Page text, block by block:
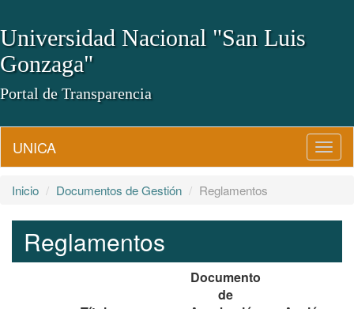
Universidad Nacional "San Luis
Gonzaga"
Portal de Transparencia
UNICA
Inicio Documentos de Gestión Reglamentos
Reglamentos
Documento
de